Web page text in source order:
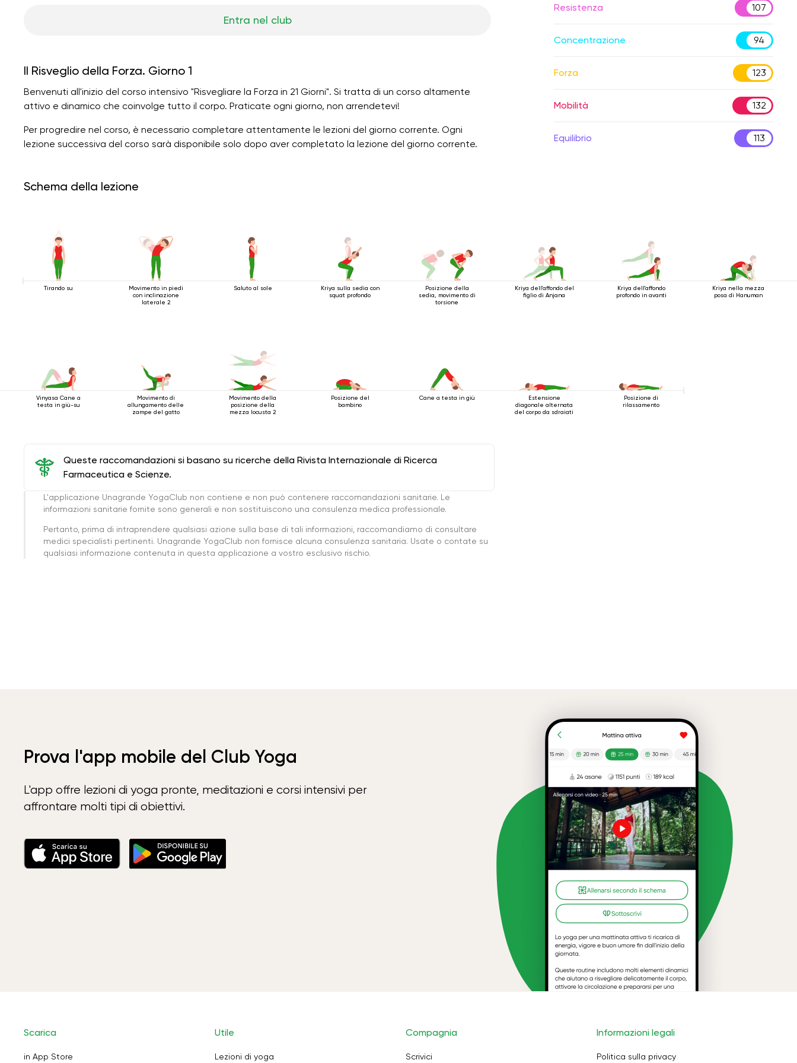
Entra nel club
Il Risveglio della Forza. Giorno 1
Benvenuti all'inizio del corso intensivo "Risvegliare la Forza in 21 Giorni". Si tratta di un corso altamente
attivo e dinamico che coinvolge tutto il corpo. Praticate ogni giorno, non arrendetevi!
Per progredire nel corso, è necessario completare attentamente le lezioni del giorno corrente. Ogni
lezione successiva del corso sarà disponibile solo dopo aver completato la lezione del giorno corrente.
Resistenza 107
Concentrazione 94
Forza 123
Mobilità 132
Equilibrio 113
Schema della lezione
Tirando su
Movimento in piedi
con inclinazione
laterale 2
Saluto al sole
Kriya sulla sedia con
squat profondo
Posizione della
sedia, movimento di
torsione
Kriya dell'affondo del
figlio di Anjana
Kriya dell'affondo
profondo in avanti
Kriya nella mezza
posa di Hanuman
Vinyasa Cane a
testa in giù-su
Movimento di
allungamento delle
zampe del gatto
Movimento della
posizione della
mezza locusta 2
Posizione del
bambino
Cane a testa in giù
Estensione
diagonale alternata
del corpo da sdraiati
Posizione di
rilassamento
Queste raccomandazioni si basano su ricerche della Rivista Internazionale di Ricerca
Farmaceutica e Scienze.
L'applicazione Unagrande YogaClub non contiene e non può contenere raccomandazioni sanitarie. Le
informazioni sanitarie fornite sono generali e non sostituiscono una consulenza medica professionale.
Pertanto, prima di intraprendere qualsiasi azione sulla base di tali informazioni, raccomandiamo di consultare
medici specialisti pertinenti. Unagrande YogaClub non fornisce alcuna consulenza sanitaria. Usate o contate su
qualsiasi informazione contenuta in questa applicazione a vostro esclusivo rischio.
Prova l'app mobile del Club Yoga
L'app offre lezioni di yoga pronte, meditazioni e corsi intensivi per
affrontare molti tipi di obiettivi.
Scarica
in App Store
Utile
Lezioni di yoga
Compagnia
Scrivici
Informazioni legali
Politica sulla privacy